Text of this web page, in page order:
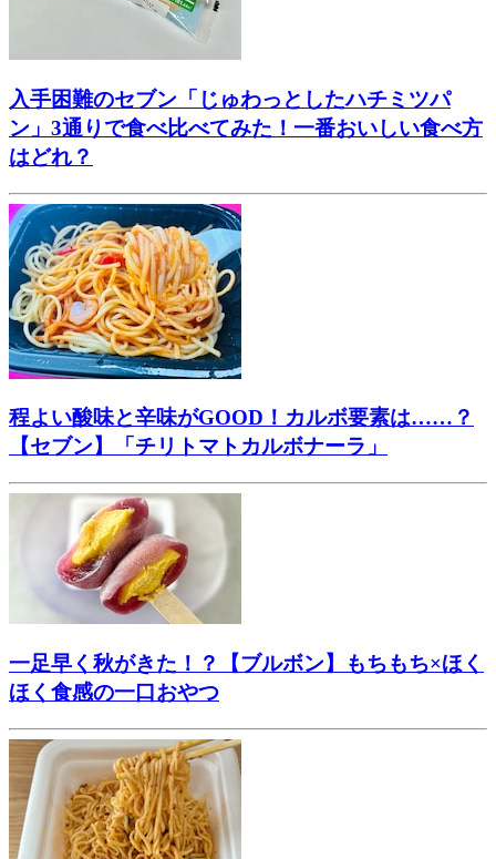
入手困難のセブン「じゅわっとしたハチミツパ
ン」3通りで食べ比べてみた！一番おいしい食べ方
はどれ？
程よい酸味と辛味がGOOD！カルボ要素は……？
【セブン】「チリトマトカルボナーラ」
一足早く秋がきた！？【ブルボン】もちもち×ほく
ほく食感の一口おやつ